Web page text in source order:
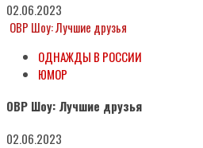
02.06.2023
ОВР Шоу: Лучшие друзья
ОДНАЖДЫ В РОССИИ
ЮМОР
ОВР Шоу: Лучшие друзья
02.06.2023